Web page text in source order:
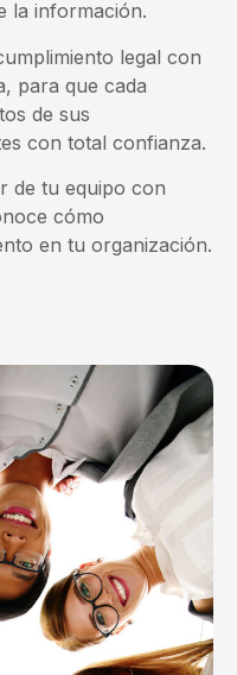
la información.
legal con
para que cada
de sus
con total confianza.
de tu equipo con
cómo
en tu organización.